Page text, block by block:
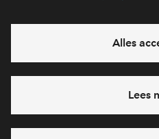
Ja, ik wil mij
Heb je een vraag en wil je
71 22